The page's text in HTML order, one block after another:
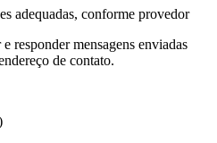
adequadas, conforme provedor
responder mensagens enviadas
de contato.